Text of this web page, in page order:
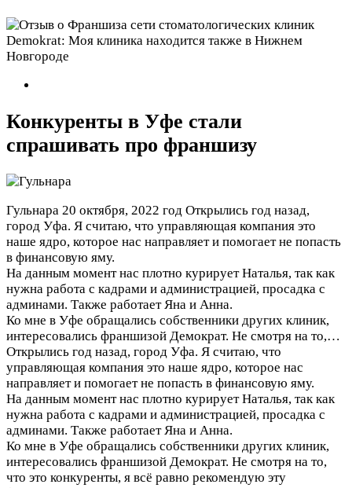
Конкуренты в Уфе стали
спрашивать про франшизу
Гульнара 20 октября, 2022 год Открылись год назад,
город Уфа. Я считаю, что управляющая компания это
наше ядро, которое нас направляет и помогает не попасть
в финансовую яму.
На данным момент нас плотно курирует Наталья, так как
нужна работа с кадрами и администрацией, просадка с
админами. Также работает Яна и Анна.
Ко мне в Уфе обращались собственники других клиник,
интересовались франшизой Демократ. Не смотря на то,…
Открылись год назад, город Уфа. Я считаю, что
управляющая компания это наше ядро, которое нас
направляет и помогает не попасть в финансовую яму.
На данным момент нас плотно курирует Наталья, так как
нужна работа с кадрами и администрацией, просадка с
админами. Также работает Яна и Анна.
Ко мне в Уфе обращались собственники других клиник,
интересовались франшизой Демократ. Не смотря на то,
что это конкуренты, я всё равно рекомендую эту